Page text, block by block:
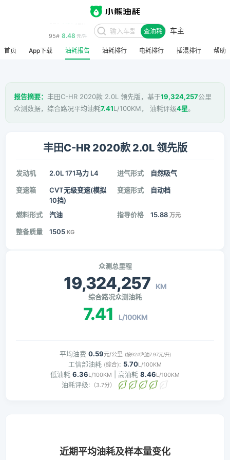
查油耗 车主
首页 App下载 油耗报告 油耗排行 电耗排行 插混排行 帮助
报告摘要： 丰田C-HR 2020款 2.0L 领先版，基于19,324,257公里
众测数据，综合路况平均油耗7.41L/100KM， 油耗评级4星。
丰田C-HR 2020款 2.0L 领先版
发动机 2.0L 171马力 L4 进气形式 自然吸气
变速箱
CVT无级变速(模拟
10挡)
变速形式 自动档
燃料形式 汽油 指导价格 15.88 万元
整备质量 1505 KG
众测总里程
19,324,257 KM
综合路况众测油耗
7.41 L/100KM
平均油费 0.59元/公里 (按92#汽油7.97元/升)
工信部油耗 (综合): 5.70L/100KM
低油耗 6.36L/100KM | 高油耗 8.46L/100KM
油耗评级: （3.7分）